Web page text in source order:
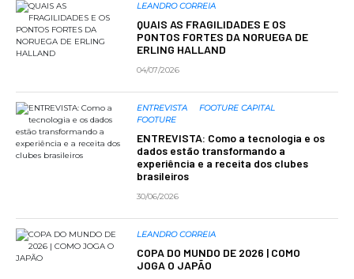
LEANDRO CORREIA
QUAIS AS FRAGILIDADES E OS
PONTOS FORTES DA NORUEGA DE
ERLING HALLAND
04/07/2026
ENTREVISTA
FOOTURE CAPITAL
FOOTURE
ENTREVISTA: Como a tecnologia e os
dados estão transformando a
experiência e a receita dos clubes
brasileiros
30/06/2026
LEANDRO CORREIA
COPA DO MUNDO DE 2026 | COMO
JOGA O JAPÃO